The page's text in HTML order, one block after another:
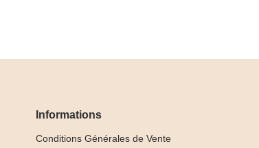
Informations
Conditions Générales de Vente